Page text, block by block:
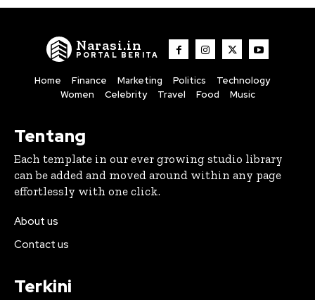
Narasi.in
PORTAL BERITA
Home Finance Marketing Politics
Technology
Women
Celebrity Travel Food Music
Tentang
Each template in our ever growing studio library
can be added and moved around within any page
effortlessly with one click.
About us
Contact us
Terkini